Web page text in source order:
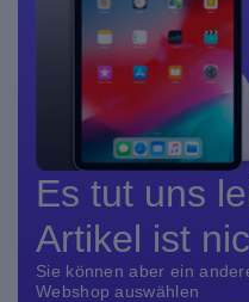
Es tut uns
Artikel ist
Sie können aber ein
Webshop auswählen